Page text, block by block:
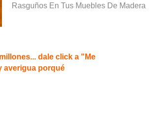
Rasguños En Tus Muebles De Madera
dale click a "Me
averigua porqué